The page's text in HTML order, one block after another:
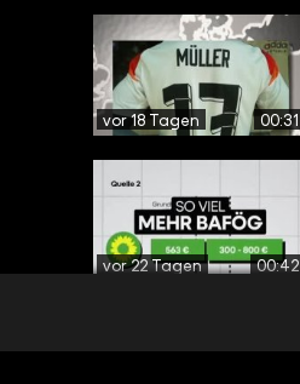
vor 18 Tagen 00:31
vor 22 Tagen 00:42